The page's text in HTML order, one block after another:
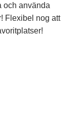
och använda
Flexibel nog att